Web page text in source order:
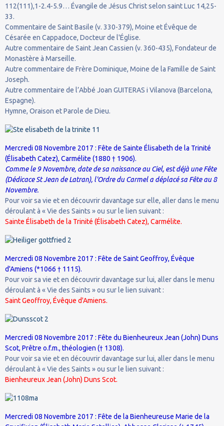
112(111),1-2.4-5.9… Évangile de Jésus Christ selon saint Luc 14,25-
33.
Commentaire de Saint Basile (v. 330-379), Moine et Évêque de
Césarée en Cappadoce, Docteur de l'Église.
Autre commentaire de Saint Jean Cassien (v. 360-435), Fondateur de
Monastère à Marseille.
Autre commentaire de Frère Dominique, Moine de la Famille de Saint
Joseph.
Autre commentaire de l’Abbé Joan GUITERAS i Vilanova (Barcelona,
Espagne).
Hymne, Oraison et Parole de Dieu.
Mercredi 08 Novembre 2017 : Fête de Sainte Élisabeth de la Trinité
(Élisabeth Catez), Carmélite (1880 † 1906).
Comme le 9 Novembre, date de sa naissance au Ciel, est déjà une Fête
(Dédicace St Jean de Latran), l'Ordre du Carmel a déplacé sa Fête au 8
Novembre.
Pour voir sa vie et en découvrir davantage sur elle, aller dans le menu
déroulant à « Vie des Saints » ou sur le lien suivant :
Sainte Élisabeth de la Trinité (Élisabeth Catez), Carmélite.
Mercredi 08 Novembre 2017 : Fête de Saint Geoffroy, Évêque
d'Amiens (*1066 † 1115).
Pour voir sa vie et en découvrir davantage sur lui, aller dans le menu
déroulant à « Vie des Saints » ou sur le lien suivant :
Saint Geoffroy, Évêque d'Amiens.
Mercredi 08 Novembre 2017 : Fête du Bienheureux Jean (John) Duns
Scot, Prêtre o.f.m., théologien († 1308).
Pour voir sa vie et en découvrir davantage sur lui, aller dans le menu
déroulant à « Vie des Saints » ou sur le lien suivant :
Bienheureux Jean (John) Duns Scot.
Mercredi 08 Novembre 2017 : Fête de la Bienheureuse Marie de la